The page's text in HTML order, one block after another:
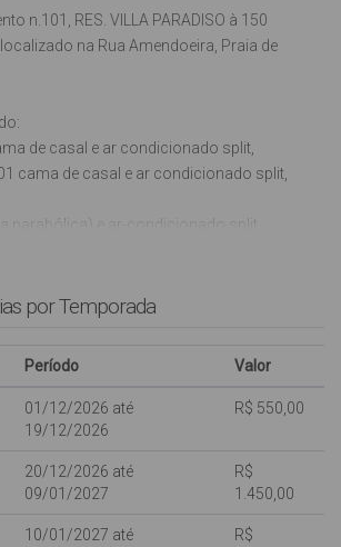
n.101, RES. VILLA PARADISO à 150
localizado na Rua Amendoeira, Praia de
de casal e ar condicionado split,
cama de casal e ar condicionado split,
parabólica) e ar-condicionado split,
microondas, forno elétrico e liquidificador,
DA DIÁRIA),
estimação de pequeno porte.
06 pessoas.
idade são bem vindas, porém dentro da
por Temporada
Período Valor
01/12/2026 até
19/12/2026
R$ 550,00
20/12/2026 até
09/01/2027
R$
1.450,00
10/01/2027 até
R$